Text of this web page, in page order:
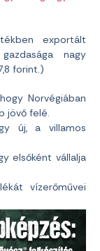
exportált
nagy
forint.)
Norvégiában
jövő felé.
új, a villamos
elsőként vállalja
vízerőművei